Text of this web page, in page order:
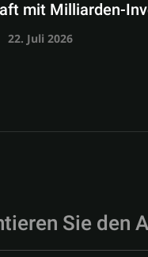
mit Milliarden-
22. Juli 2026
Sie den